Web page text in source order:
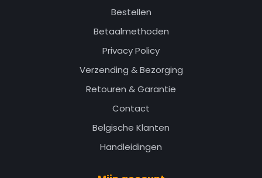
Bestellen
Betaalmethoden
Privacy Policy
Verzending & Bezorging
Retouren & Garantie
Contact
Belgische Klanten
Handleidingen